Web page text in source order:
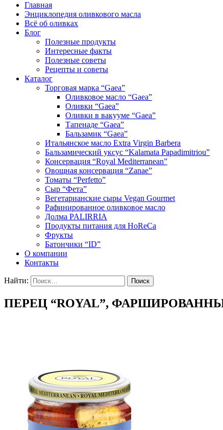
Главная
Энциклопедия оливкового масла
Всё об оливках
Блог
Полезные продукты
Интересные факты
Полезные советы
Рецепты и советы
Каталог
Торговая марка “Gaea”
Оливковое масло “Gaea”
Оливки “Gaea”
Оливки в вакууме “Gaea”
Тапенаде “Gaea”
Бальзамик “Gaea”
Итальянское масло Extra Virgin Barbera
Бальзамический уксус “Kalamata Papadimitriou”
Консервация “Royal Mediterranean”
Овощная консервация “Zanae”
Томаты “Perfetto”
Сыр “Фета”
Вегетарианские сыры Vegan Gourmet
Рафинированное оливковое масло
Долма PALIRRIA
Продукты питания для HoReCa
Фрукты
Батончики “ID”
О компании
Контакты
Найти:
ПЕРЕЦ “ROYAL”,